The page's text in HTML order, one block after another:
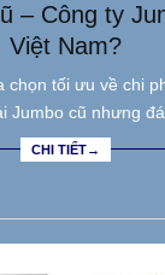
– Công ty
Việt Nam?
chọn tối ưu về chi
Jumbo cũ nhưng
CHI TIẾT→